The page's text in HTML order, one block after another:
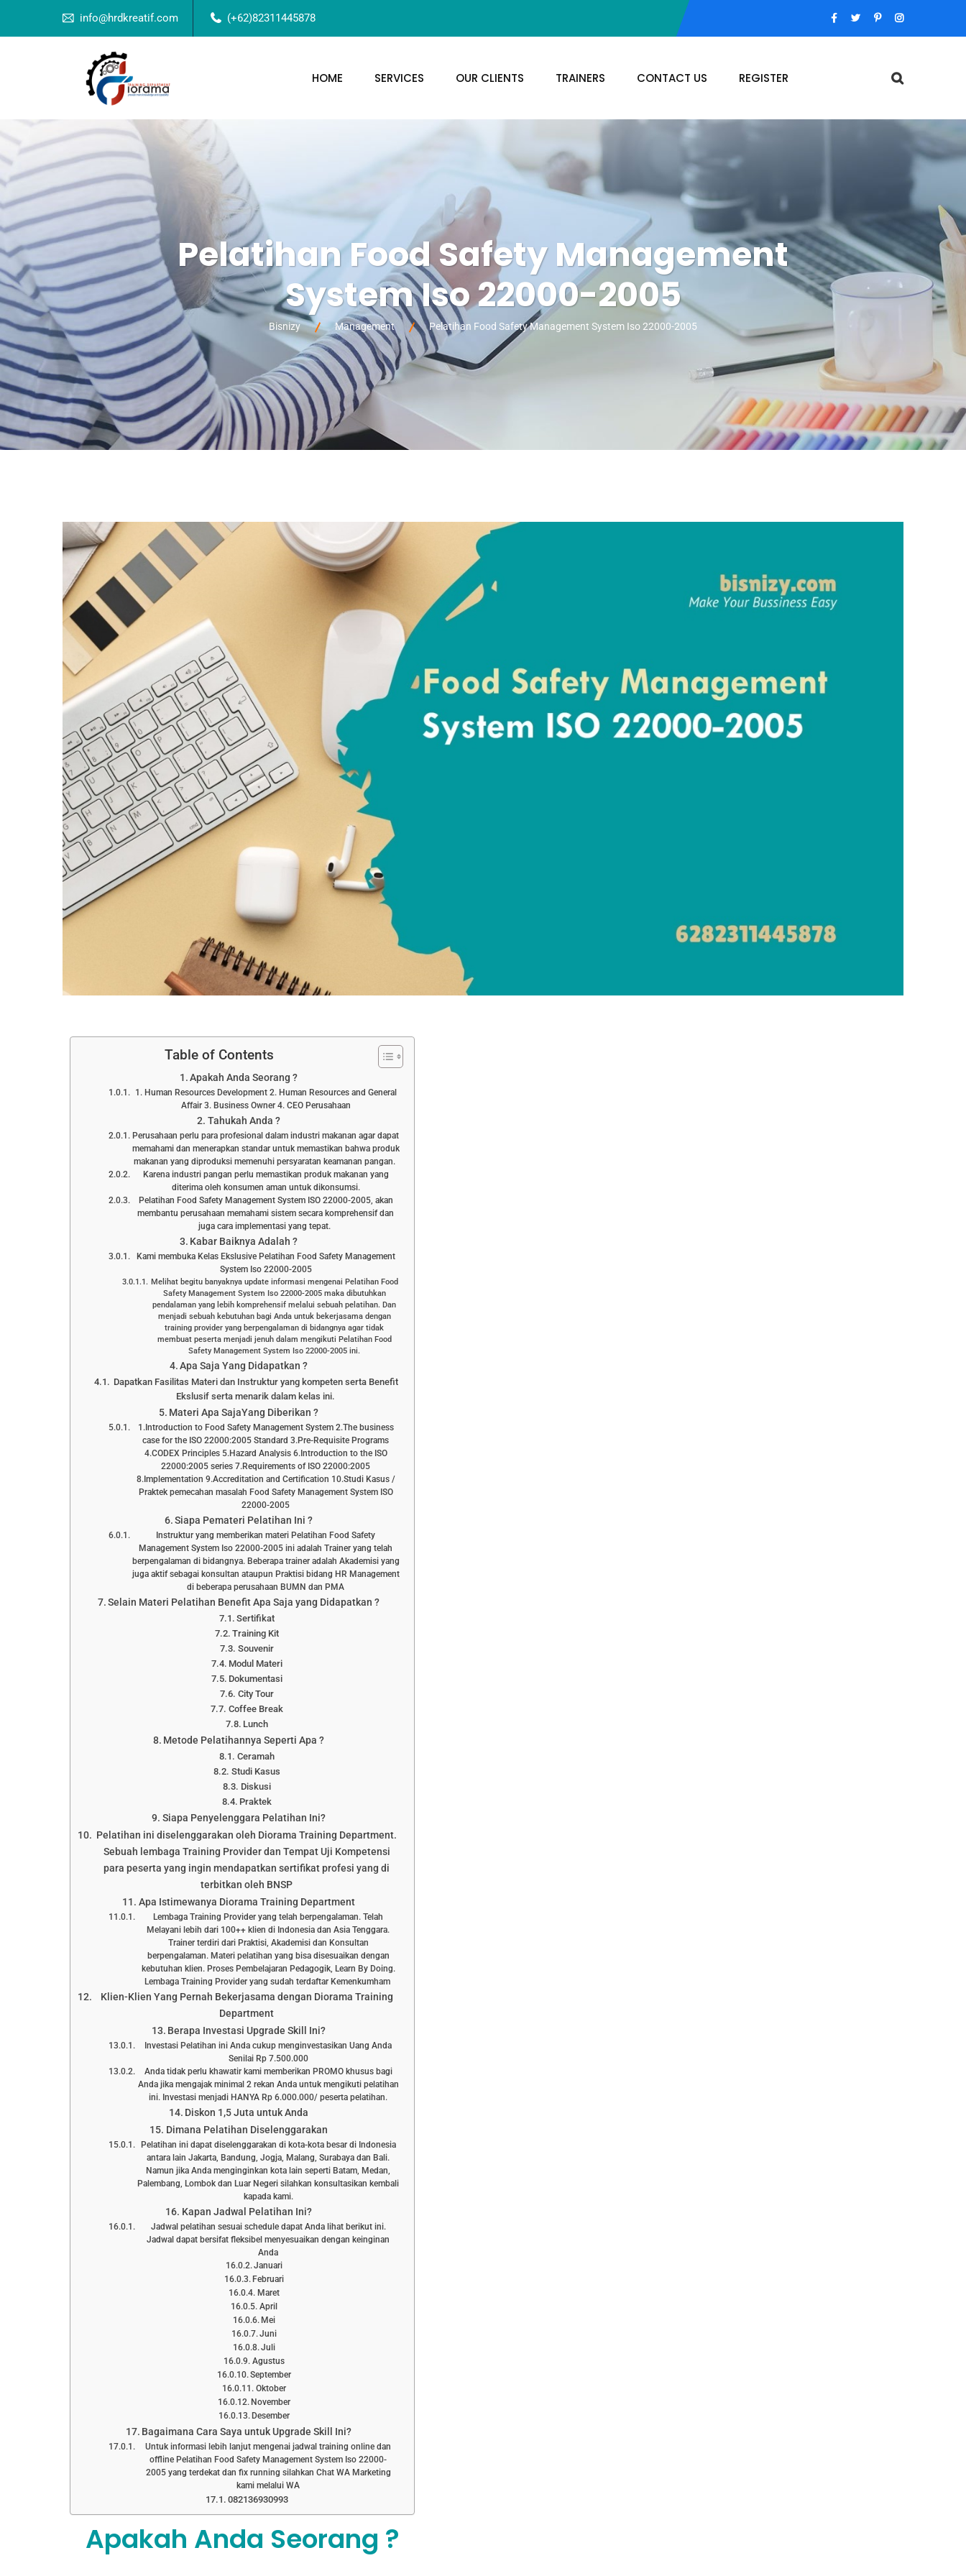
info@hrdkreatif.com (+62)82311445878
HOME SERVICES OUR CLIENTS TRAINERS CONTACT US REGISTER
Pelatihan Food Safety Management
System Iso 22000-2005
Bisnizy Management Pelatihan Food Safety Management System Iso 22000-2005
Table of Contents
Apakah Anda Seorang ?
1. Human Resources Development 2. Human Resources and General
Affair 3. Business Owner 4. CEO Perusahaan
Tahukah Anda ?
Perusahaan perlu para profesional dalam industri makanan agar dapat
memahami dan menerapkan standar untuk memastikan bahwa produk
makanan yang diproduksi memenuhi persyaratan keamanan pangan.
Karena industri pangan perlu memastikan produk makanan yang
diterima oleh konsumen aman untuk dikonsumsi.
Pelatihan Food Safety Management System ISO 22000-2005, akan
membantu perusahaan memahami sistem secara komprehensif dan
juga cara implementasi yang tepat.
Kabar Baiknya Adalah ?
Kami membuka Kelas Ekslusive Pelatihan Food Safety Management
System Iso 22000-2005
Melihat begitu banyaknya update informasi mengenai Pelatihan Food
Safety Management System Iso 22000-2005 maka dibutuhkan
pendalaman yang lebih komprehensif melalui sebuah pelatihan. Dan
menjadi sebuah kebutuhan bagi Anda untuk bekerjasama dengan
training provider yang berpengalaman di bidangnya agar tidak
membuat peserta menjadi jenuh dalam mengikuti Pelatihan Food
Safety Management System Iso 22000-2005 ini.
Apa Saja Yang Didapatkan ?
Dapatkan Fasilitas Materi dan Instruktur yang kompeten serta Benefit
Ekslusif serta menarik dalam kelas ini.
Materi Apa SajaYang Diberikan ?
1.Introduction to Food Safety Management System 2.The business
case for the ISO 22000:2005 Standard 3.Pre-Requisite Programs
4.CODEX Principles 5.Hazard Analysis 6.Introduction to the ISO
22000:2005 series 7.Requirements of ISO 22000:2005
8.Implementation 9.Accreditation and Certification 10.Studi Kasus /
Praktek pemecahan masalah Food Safety Management System ISO
22000-2005
Siapa Pemateri Pelatihan Ini ?
Instruktur yang memberikan materi Pelatihan Food Safety
Management System Iso 22000-2005 ini adalah Trainer yang telah
berpengalaman di bidangnya. Beberapa trainer adalah Akademisi yang
juga aktif sebagai konsultan ataupun Praktisi bidang HR Management
di beberapa perusahaan BUMN dan PMA
Selain Materi Pelatihan Benefit Apa Saja yang Didapatkan ?
Sertifikat
Training Kit
Souvenir
Modul Materi
Dokumentasi
City Tour
Coffee Break
Lunch
Metode Pelatihannya Seperti Apa ?
Ceramah
Studi Kasus
Diskusi
Praktek
Siapa Penyelenggara Pelatihan Ini?
Pelatihan ini diselenggarakan oleh Diorama Training Department.
Sebuah lembaga Training Provider dan Tempat Uji Kompetensi
para peserta yang ingin mendapatkan sertifikat profesi yang di
terbitkan oleh BNSP
Apa Istimewanya Diorama Training Department
Lembaga Training Provider yang telah berpengalaman. Telah
Melayani lebih dari 100++ klien di Indonesia dan Asia Tenggara.
Trainer terdiri dari Praktisi, Akademisi dan Konsultan
berpengalaman. Materi pelatihan yang bisa disesuaikan dengan
kebutuhan klien. Proses Pembelajaran Pedagogik, Learn By Doing.
Lembaga Training Provider yang sudah terdaftar Kemenkumham
Klien-Klien Yang Pernah Bekerjasama dengan Diorama Training
Department
Berapa Investasi Upgrade Skill Ini?
Investasi Pelatihan ini Anda cukup menginvestasikan Uang Anda
Senilai Rp 7.500.000
Anda tidak perlu khawatir kami memberikan PROMO khusus bagi
Anda jika mengajak minimal 2 rekan Anda untuk mengikuti pelatihan
ini. Investasi menjadi HANYA Rp 6.000.000/ peserta pelatihan.
Diskon 1,5 Juta untuk Anda
Dimana Pelatihan Diselenggarakan
Pelatihan ini dapat diselenggarakan di kota-kota besar di Indonesia
antara lain Jakarta, Bandung, Jogja, Malang, Surabaya dan Bali.
Namun jika Anda menginginkan kota lain seperti Batam, Medan,
Palembang, Lombok dan Luar Negeri silahkan konsultasikan kembali
kapada kami.
Kapan Jadwal Pelatihan Ini?
Jadwal pelatihan sesuai schedule dapat Anda lihat berikut ini.
Jadwal dapat bersifat fleksibel menyesuaikan dengan keinginan
Anda
Januari
Februari
Maret
April
Mei
Juni
Juli
Agustus
September
Oktober
November
Desember
Bagaimana Cara Saya untuk Upgrade Skill Ini?
Untuk informasi lebih lanjut mengenai jadwal training online dan
offline Pelatihan Food Safety Management System Iso 22000-
2005 yang terdekat dan fix running silahkan Chat WA Marketing
kami melalui WA
082136930993
Apakah Anda Seorang ?